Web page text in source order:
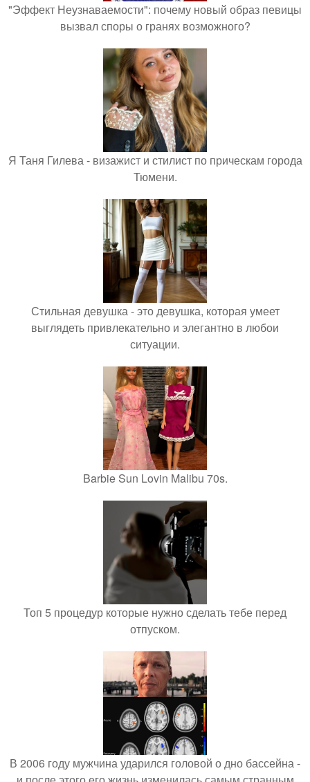
"Эффект Неузнаваемости": почему новый образ певицы
вызвал споры о гранях возможного?
Я Таня Гилева - визажист и стилист по прическам города
Тюмени.
Стильная девушка - это девушка, которая умеет
выглядеть привлекательно и элегантно в любои
ситуации.
Barbie Sun Lovin Malibu 70s.
Топ 5 процедур которые нужно сделать тебе перед
отпуском.
В 2006 году мужчина ударился головой о дно бассейна -